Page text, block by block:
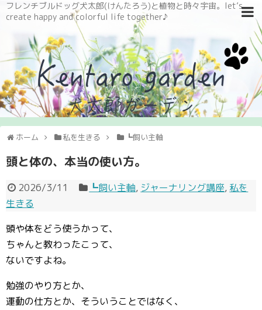
フレンチブルドッグ犬太郎(けんたろう)と植物と時々宇宙。let’s
create happy and colorful life together♪
ホーム 私を生きる ┗飼い主軸
頭と体の、本当の使い方。
2026/3/11 ┗飼い主軸, ジャーナリング講座, 私を
生きる
頭や体をどう使うかって、
ちゃんと教わったこって、
ないですよね。
勉強のやり方とか、
運動の仕方とか、そういうことではなく、